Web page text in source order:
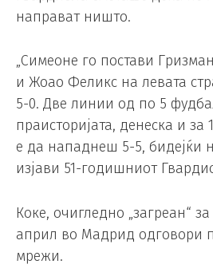
направат ништо.
„Симеоне го постави
и Жоао Феликс на левата
5-0. Две линии од по 5
праисторијата, денеска и за
е да нападнеш 5-5, бидејќи
изјави 51-годишниот
Коке, очигледно „загреан“
април во Мадрид одговори
мрежи.